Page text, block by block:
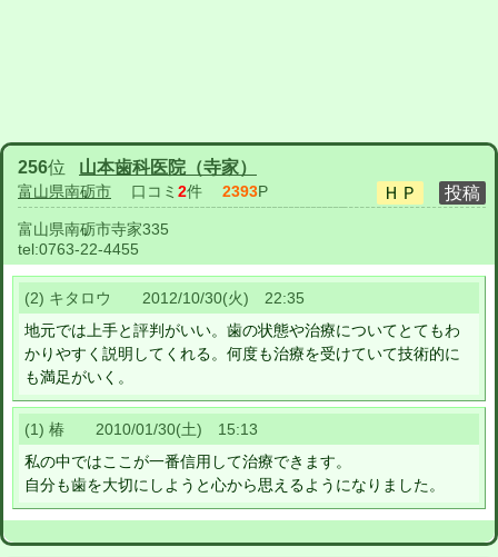
256位 山本歯科医院（寺家）
富山県南砺市 口コミ 2件 2393P
富山県南砺市寺家335
tel:0763-22-4455
(2) キタロウ 2012/10/30(火) 22:35
地元では上手と評判がいい。歯の状態や治療についてとてもわ
かりやすく説明してくれる。何度も治療を受けていて技術的に
も満足がいく。
(1) 椿 2010/01/30(土) 15:13
私の中ではここが一番信用して治療できます。
自分も歯を大切にしようと心から思えるようになりました。